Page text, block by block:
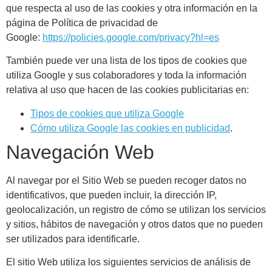
que respecta al uso de las cookies y otra información en la
página de Política de privacidad de
Google: https://policies.google.com/privacy?hl=es
También puede ver una lista de los tipos de cookies que
utiliza Google y sus colaboradores y toda la información
relativa al uso que hacen de las cookies publicitarias en:
Tipos de cookies que utiliza Google
Cómo utiliza Google las cookies en publicidad.
Navegación Web
Al navegar por el Sitio Web se pueden recoger datos no
identificativos, que pueden incluir, la dirección IP,
geolocalización, un registro de cómo se utilizan los servicios
y sitios, hábitos de navegación y otros datos que no pueden
ser utilizados para identificarle.
El sitio Web utiliza los siguientes servicios de análisis de